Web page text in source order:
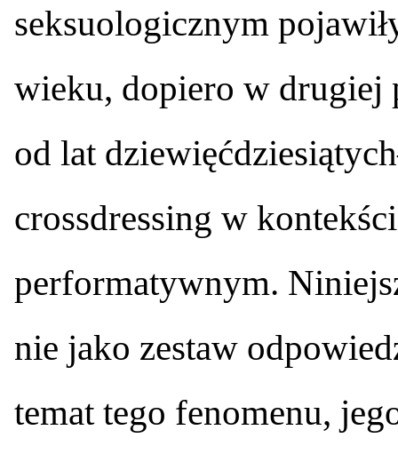
seksuologicznym
wieku, dopiero w drugiej
od lat
crossdressing w
performatywnym.
nie jako zestaw
temat tego fenomenu,